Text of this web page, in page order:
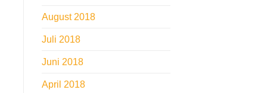
August 2018
Juli 2018
Juni 2018
April 2018